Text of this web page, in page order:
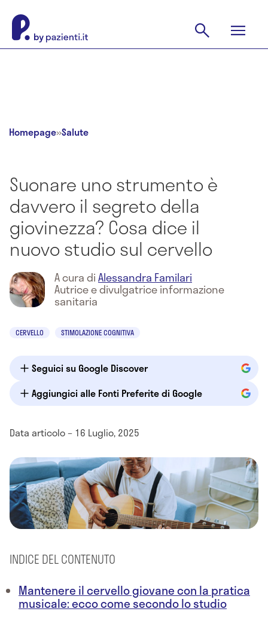
Homepage»Salute
Suonare uno strumento è
davvero il segreto della
giovinezza? Cosa dice il
nuovo studio sul cervello
A cura diAlessandra Familari
Autrice e divulgatrice informazione
sanitaria
CERVELLO STIMOLAZIONE COGNITIVA
Seguici su Google Discover
Aggiungici alle Fonti Preferite di Google
Data articolo – 16 Luglio, 2025
INDICE DEL CONTENUTO
Mantenere il cervello giovane con la pratica
musicale: ecco come secondo lo studio